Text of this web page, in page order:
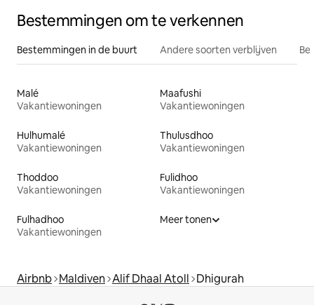
Bestemmingen om te verkennen
Bestemmingen in de buurt Andere soorten verblijven
Malé
Vakantiewoningen
Maafushi
Vakantiewoningen
Hulhumalé
Vakantiewoningen
Thulusdhoo
Vakantiewoningen
Thoddoo
Vakantiewoningen
Fulidhoo
Vakantiewoningen
Fulhadhoo
Vakantiewoningen
Meer tonen
Airbnb Maldiven Alif Dhaal Atoll Dhigurah